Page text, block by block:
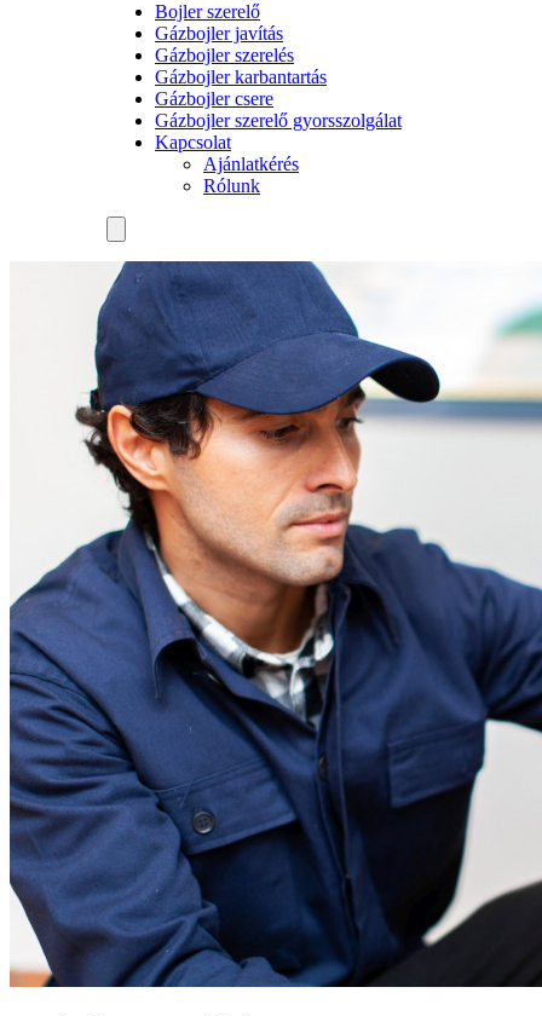
Bojler szerelő
Gázbojler javítás
Gázbojler szerelés
Gázbojler karbantartás
Gázbojler csere
Gázbojler szerelő gyorsszolgálat
Kapcsolat
Ajánlatkérés
Rólunk